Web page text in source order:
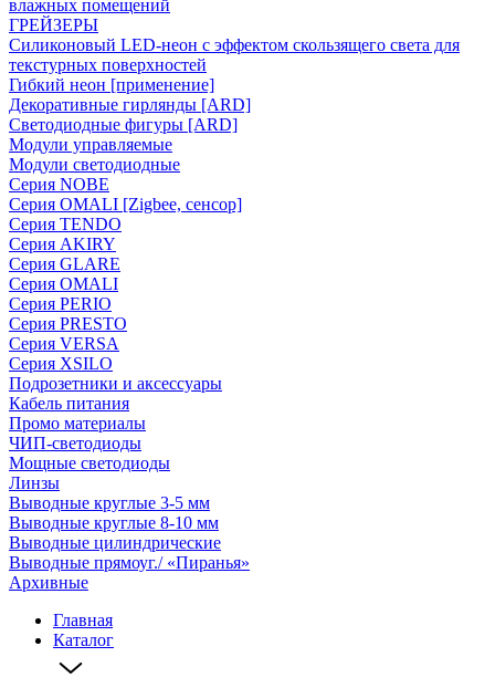
влажных помещений
ГРЕЙЗЕРЫ
Силиконовый LED-неон с эффектом скользящего света для
текстурных поверхностей
Гибкий неон [применение]
Декоративные гирлянды [ARD]
Светодиодные фигуры [ARD]
Модули управляемые
Модули светодиодные
Серия NOBE
Серия OMALI [Zigbee, сенсор]
Серия TENDO
Серия AKIRY
Серия GLARE
Серия OMALI
Серия PERIO
Серия PRESTO
Серия VERSA
Серия XSILO
Подрозетники и аксессуары
Кабель питания
Промо материалы
ЧИП-светодиоды
Мощные светодиоды
Линзы
Выводные круглые 3-5 мм
Выводные круглые 8-10 мм
Выводные цилиндрические
Выводные прямоуг./ «Пиранья»
Архивные
Главная
Каталог